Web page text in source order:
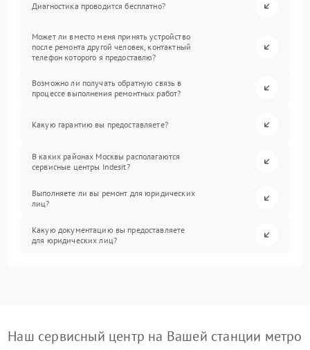
Диагностика проводится бесплатно?
Может ли вместо меня принять устройство
после ремонта другой человек, контактный
телефон которого я предоставлю?
Возможно ли получать обратную связь в
процессе выполнения ремонтных работ?
Какую гарантию вы предоставляете?
В каких районах Москвы располагаются
сервисные центры Indesit?
Выполняете ли вы ремонт для юридических
лиц?
Какую документацию вы предоставляете
для юридических лиц?
Наш сервисный центр на Вашей станции метро